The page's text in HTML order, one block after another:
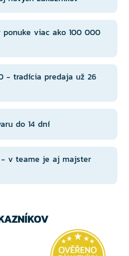
- tradícia predaja už 26
do 14 dní
viac ako 100 000
- v teame je aj majster